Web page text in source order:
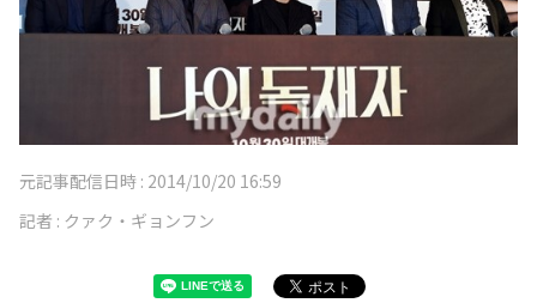
元記事配信日時 : 2014/10/20 16:59
記者 : クァク・ギョンフン